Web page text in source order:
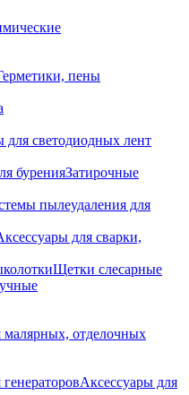
пены
для светодиодных лент
буренияЗатирочные
пылеудаления для
для сварки,
Щетки слесарные
малярных, отделочных
Аксессуары для